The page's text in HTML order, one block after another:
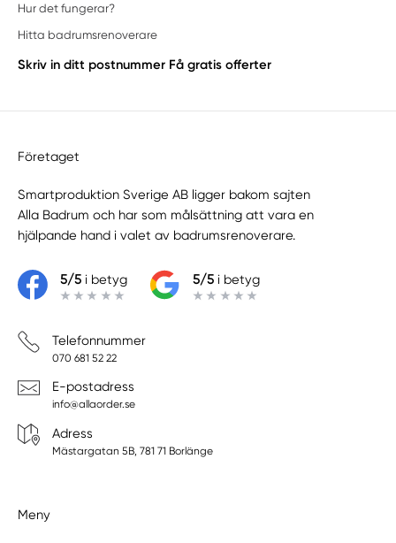
Hur det fungerar?
Hitta badrumsrenoverare
Skriv in ditt postnummer Få gratis offerter
Företaget
Smartproduktion Sverige AB ligger bakom sajten
Alla Badrum och har som målsättning att vara en
hjälpande hand i valet av badrumsrenoverare.
5/5i betyg 5/5i betyg
Telefonnummer
070 681 52 22
E-postadress
info@allaorder.se
Adress
Mästargatan 5B, 781 71 Borlänge
Meny